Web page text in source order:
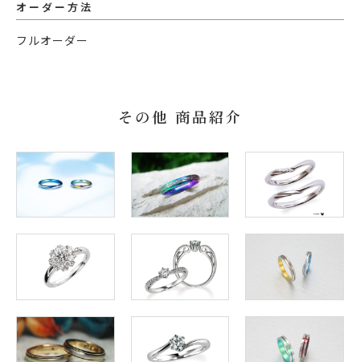
オーダー方法
フルオーダー
その他 商品紹介